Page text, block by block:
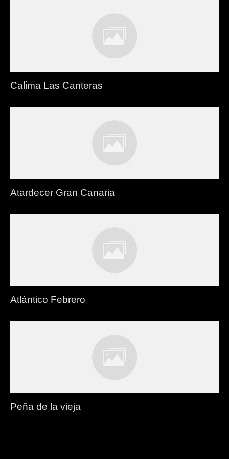
Calima Las Canteras
Atardecer Gran Canaria
Atlántico Febrero
Peña de la vieja